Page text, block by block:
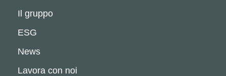
Il gruppo
ESG
News
Lavora con noi